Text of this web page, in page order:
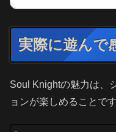
実際に遊んで
Soul Knightの魅力は、
ョンが楽しめることです